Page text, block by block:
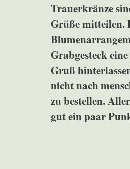
Trauerkränze
Grüße mitteilen.
Grabgesteck
Gruß
nicht nach
zu bestellen.
gut ein paar